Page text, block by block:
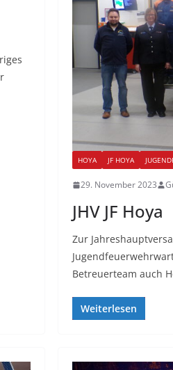
HOYA JF HOYA
29. November 2023
JHV JF Hoya
Zur
Betreuerteam auch
Weiterlesen